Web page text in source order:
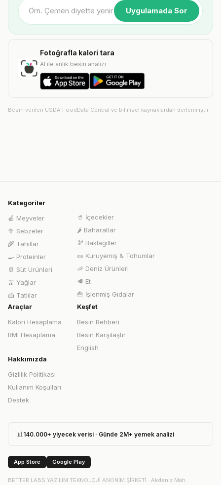
Uygulamada Sor
Fotoğrafla kalori tara
AI ile anlık besin analizi
Besin verileri USDA FoodData Central ve bilimsel kaynaklardan derlenmiştir.
Kategoriler
🍎 Meyveler
🥦 Sebzeler
🌾 Tahıllar
🍳 Proteinler
🥛 Süt Ürünleri
🫒 Yağlar
🍰 Tatlılar
🥤 İçecekler
🌶️ Baharatlar
🫘 Baklagiller
🥜 Kuruyemiş & Tohumlar
🦐 Deniz Ürünleri
🥩 Et
🍟 İşlenmiş Gıdalar
Araçlar
Kalori Hesaplama
BMI Hesaplama
Keşfet
Besin Rehberi
Besin Karşılaştır
English
Hakkımızda
Gizlilik Politikası
Kullanım Koşulları
Destek
📊 140.000+ yiyecek verisi · Günde 2M+ yemek analizi
App Store Google Play
BETTER LABS YAZILIM TEKNOLOJİ ANONİM ŞİRKETİ · Akdeniz Mah.